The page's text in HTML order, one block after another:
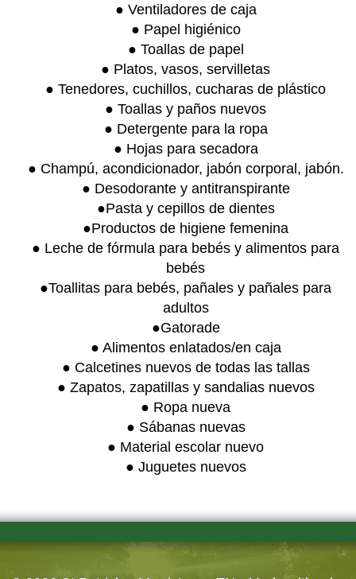
● Ventiladores de caja
● Papel higiénico
● Toallas de papel
● Platos, vasos, servilletas
● Tenedores, cuchillos, cucharas de plástico
● Toallas y paños nuevos
● Detergente para la ropa
● Hojas para secadora
● Champú, acondicionador, jabón corporal, jabón.
● Desodorante y antitranspirante
●Pasta y cepillos de dientes
●Productos de higiene femenina
● Leche de fórmula para bebés y alimentos para
bebés
●Toallitas para bebés, pañales y pañales para
adultos
●Gatorade
● Alimentos enlatados/en caja
● Calcetines nuevos de todas las tallas
● Zapatos, zapatillas y sandalias nuevos
● Ropa nueva
● Sábanas nuevas
● Material escolar nuevo
● Juguetes nuevos